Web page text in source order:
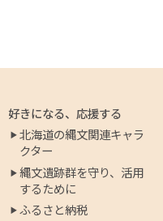
好きになる、応援する
北海道の縄文関連キャラ
クター
縄文遺跡群を守り、活用
するために
ふるさと納税